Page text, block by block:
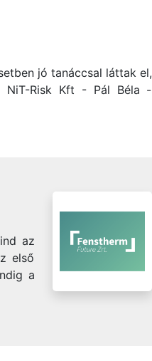
jó tanáccsal láttak el,
NiT-Risk Kft - Pál Béla -
az
első
a